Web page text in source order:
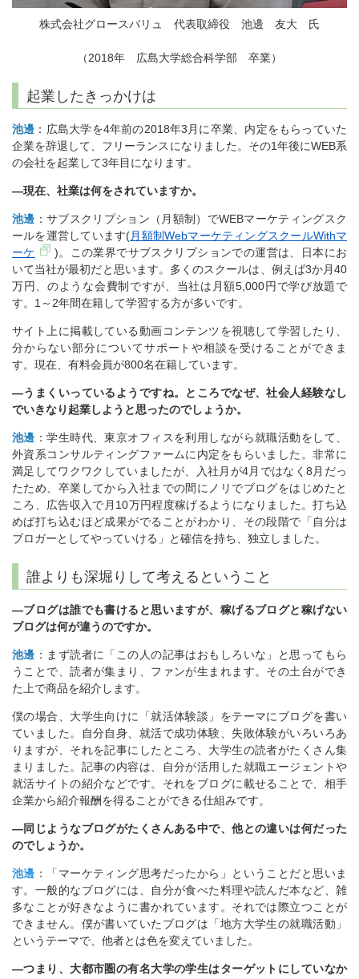
株式会社グロースバリュ 代表取締役 池邊 友大 氏
（2018年 広島大学総合科学部 卒業）
起業したきっかけは
池邊 ：広島大学を4年前の2018年3月に卒業、内定をもらっていた
企業を辞退して、フリーランスになりました。その1年後にWEB系
の会社を起業して3年目になります。
―現在、社業は何をされていますか。
池邊 ：サブスクリプション（月額制）でWEBマーケティングスク
ールを運営しています(月額制WebマーケティングスクールWithマ
ーケ
)。この業界でサブスクリプションでの運営は、日本にお
いて当社が最初だと思います。多くのスクールは、例えば3か月40
万円、のような会費制ですが、当社は月額5,000円で学び放題で
す。1～2年間在籍して学習する方が多いです。
サイト上に掲載している動画コンテンツを視聴して学習したり、
分からない部分についてサポートや相談を受けることができま
す。現在、有料会員が800名在籍しています。
―うまくいっているようですね。ところでなぜ、社会人経験なし
でいきなり起業しようと思ったのでしょうか。
池邊 ：学生時代、東京オフィスを利用しながら就職活動をして、
外資系コンサルティングファームに内定をもらいました。非常に
満足してワクワクしていましたが、入社月が4月ではなく8月だっ
たため、卒業してから入社までの間にノリでブログをはじめたと
ころ、広告収入で月10万円程度稼げるようになりました。打ち込
めば打ち込むほど成果がでることがわかり、その段階で「自分は
ブロガーとしてやっていける」と確信を持ち、独立しました。
誰よりも深堀りして考えるということ
―ブログは誰でも書けると思いますが、稼げるブログと稼げない
ブログは何が違うのですか。
池邊 ：まず読者に「この人の記事はおもしろいな」と思ってもら
うことで、読者が集まり、ファンが生まれます。その土台ができ
た上で商品を紹介します。
僕の場合、大学生向けに「就活体験談」をテーマにブログを書い
ていました。自分自身、就活で成功体験、失敗体験がいろいろあ
りますが、それを記事にしたところ、大学生の読者がたくさん集
まりました。記事の内容は、自分が活用した就職エージェントや
就活サイトの紹介などです。それをブログに載せることで、相手
企業から紹介報酬を得ることができる仕組みです。
―同じようなブログがたくさんある中で、他との違いは何だった
のでしょうか。
池邊 ：「マーケティング思考だったから」ということだと思いま
す。一般的なブログには、自分が食べた料理や読んだ本など、雑
多なことが好きなように書かれています。それでは際立つことが
できません。僕が書いていたブログは「地方大学生の就職活動」
というテーマで、他者とは色を変えていました。
―つまり、大都市圏の有名大学の学生はターゲットにしていなか